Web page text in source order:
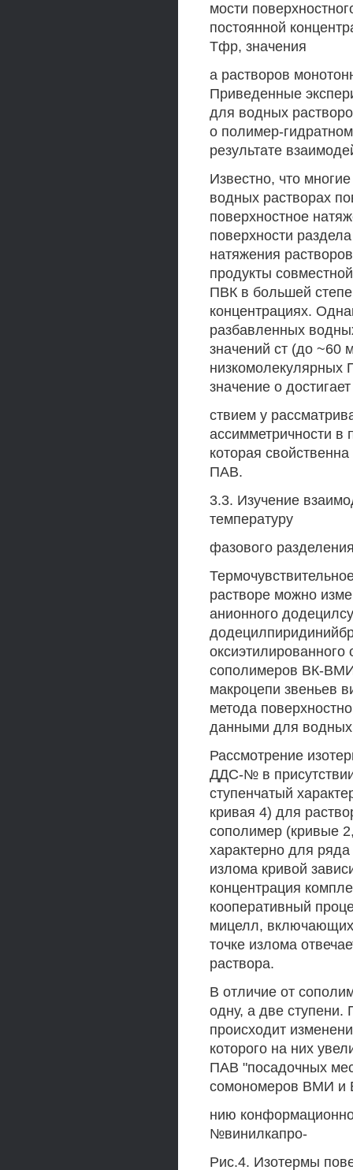
мости
постоянной
Тфр, значения
а растворов
Приведенные
для водных
о полимер-
результате
Известно, что
водных растворах
поверхностное
поверхности
натяжения
продукты
ПВК в большей
концентрациях.
разбавленных
значений ст (до ~60
низкомолекулярных
значение о
ствием у
ассимметричности
которая
ПАВ.
3.3. Изучение
температуру
фазового
растворе можно
анионного
сополимеров ВК-
макроцепи звеньев
метода
данными для
Рассмотрение
ДДС-№ в
ступенчатый
кривая 4) для
сополимер (кривые
характерно для
излома кривой
концентрация
кооперативный
мицелл, включающих
точке излома
раствора.
В отличие от
одну, а две ступени.
происходит
которого на них
ПАВ "посадочных
сомономеров ВМИ и
нию
№винилкапро-
Рис.4. Изотермы